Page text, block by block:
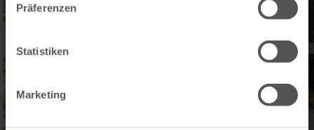
Präferenzen
Statistiken
Marketing